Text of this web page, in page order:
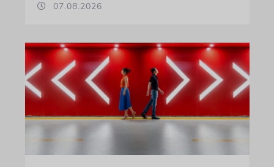
07.08.2026